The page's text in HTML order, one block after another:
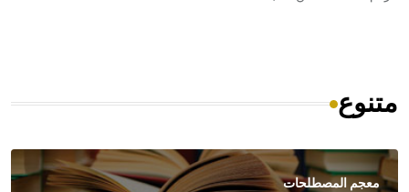
متنوع
معجم المصطلحات